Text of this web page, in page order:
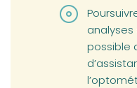
possible